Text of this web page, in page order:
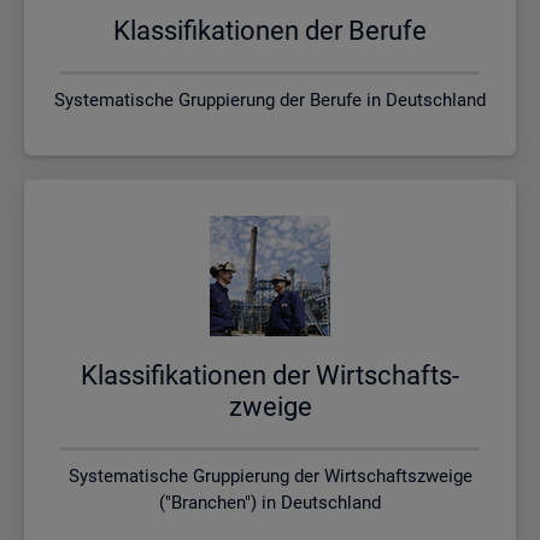
Klas­si­fi­ka­tio­nen der Be­ru­fe
Systematische Gruppierung der Berufe in Deutschland
Klas­si­fi­ka­tio­nen der Wirt­schafts­
zwei­ge
Systematische Gruppierung der Wirtschaftszweige
("Branchen") in Deutschland